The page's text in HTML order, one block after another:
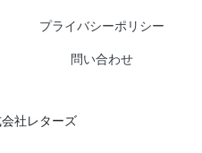
プライバシーポリシー
問い合わせ
社レターズ